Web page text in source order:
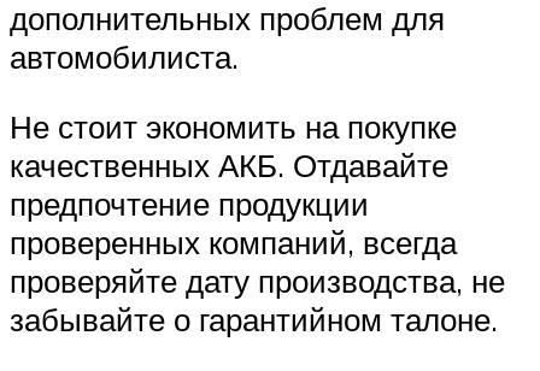
дополнительных проблем для
автомобилиста.
Не стоит экономить на покупке
качественных АКБ. Отдавайте
предпочтение продукции
проверенных компаний, всегда
проверяйте дату производства, не
забывайте о гарантийном талоне.